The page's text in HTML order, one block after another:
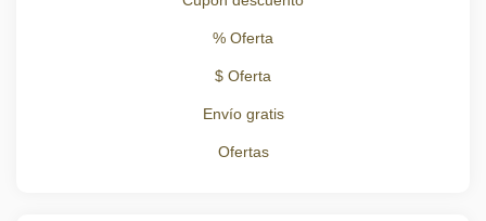
% Oferta
$ Oferta
Envío gratis
Ofertas